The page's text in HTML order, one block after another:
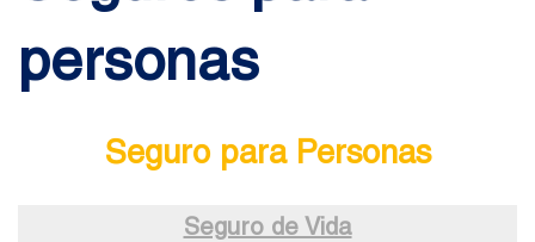
personas
Seguro para Personas
Seguro de Vida